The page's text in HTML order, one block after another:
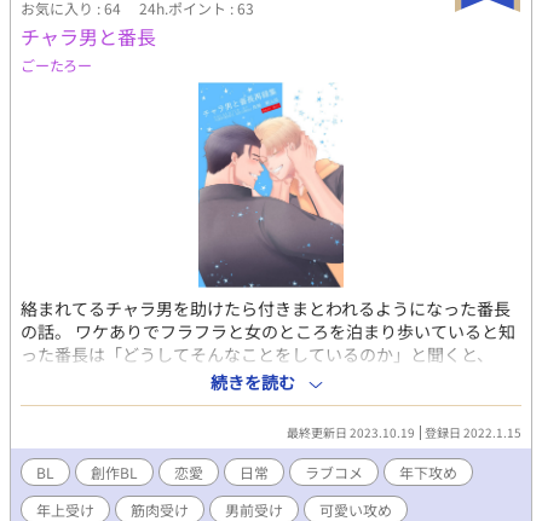
お気に入り : 64 24h.ポイント : 63
チャラ男と番長
ごーたろー
絡まれてるチャラ男を助けたら付きまとわれるようになった番長
の話。 ワケありでフラフラと女のところを泊まり歩いていると知
った番長は「どうしてそんなことをしているのか」と聞くと、
「アンタには関係ない」と姿を消すチャラ男。 しかしまたまた不
良に絡まれていてそれを助け自分の家に連れて行く。 「お前のそ
の顔見てると、放っておけねぇんだよ」 「…バカ、番長のバカ」
「なら責任持って抱かせてよ」 「───ハァッ！？」 という感じ
の学園ラブコメもどきBL。 再録本用に描き直した箇所があるた
め、再録ネタがあります。
続きを読む
最終更新日 2023.10.19 登録日 2022.1.15
BL 創作BL 恋愛 日常 ラブコメ
年下攻め
年上受け
筋肉受け 男前受け 可愛い攻め